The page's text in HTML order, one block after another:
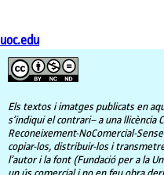
uoc.edu
Els textos i imatges publicats en
s’indiqui el contrari– a una llicència
Reconeixement-NoComercial-
copiar-los, distribuir-los i
l’autor i la font (Fundació per a la